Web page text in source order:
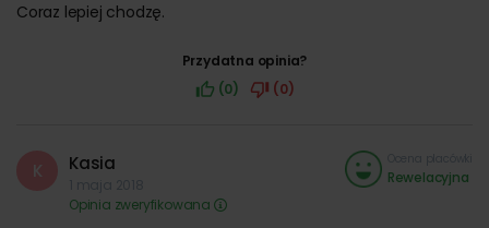
Coraz lepiej chodzę.
Przydatna opinia?
(0)
(0)
K Kasia
Opinia zweryfikowana
Rewelacyjna